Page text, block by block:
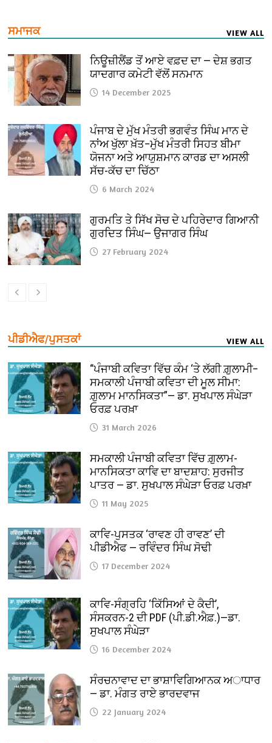
ਸਮਾਜਕ VIEW ALL
ਨਿਊਜ਼ੀਲੈਂਡ ਤੋਂ ਆਏ ਵਫ਼ਦ ਦਾ — ਦੇਸ਼ ਭਗਤ
ਯਾਦਗਾਰ ਕਮੇਟੀ ਵੱਲੋਂ ਸਨਮਾਨ
14 December 2025
ਪੰਜਾਬ ਦੇ ਮੁੱਖ ਮੰਤਰੀ ਭਗਵੰਤ ਸਿੰਘ ਮਾਨ ਦੇ
ਨਾਂਅ ਖੁੱਲਾ ਖ਼ੱਤ–ਮੁੱਖ ਮੰਤਰੀ ਸਿਹਤ ਬੀਮਾ
ਯੋਜਨਾ ਅਤੇ ਆਯੁਸ਼ਮਾਨ ਕਾਰਡ ਦਾ ਅਸਲੀ
ਸੱਚ-ਕੱਚ ਦਾ ਚਿੱਠਾ
6 March 2024
ਗੁਰਮਤਿ ਤੇ ਸਿੱਖ ਸੋਚ ਦੇ ਪਹਿਰੇਦਾਰ ਗਿਆਨੀ
ਗੁਰਦਿਤ ਸਿੰਘ— ਉਜਾਗਰ ਸਿੰਘ
27 February 2024
ਪੀਡੀਐਫ/ਪੁਸਤਕਾਂ VIEW ALL
“ਪੰਜਾਬੀ ਕਵਿਤਾ ਵਿੱਚ ਕੰਮ ‘ਤੇ ਲੱਗੀ ਗ਼ੁਲਾਮੀ–
ਸਮਕਾਲੀ ਪੰਜਾਬੀ ਕਵਿਤਾ ਦੀ ਮੂਲ ਸੀਮਾ:
ਗ਼ੁਲਾਮ ਮਾਨਸਿਕਤਾ”— ਡਾ. ਸੁਖਪਾਲ ਸੰਘੇੜਾ
ਓਰਫ਼ ਪਰਖ਼ਾ
31 March 2026
ਸਮਕਾਲੀ ਪੰਜਾਬੀ ਕਵਿਤਾ ਵਿੱਚ ਗ਼ੁਲਾਮ-
ਮਾਨਸਿਕਤਾ ਕਾਵਿ ਦਾ ਬਾਦਸ਼ਾਹ: ਸੁਰਜੀਤ
ਪਾਤਰ — ਡਾ. ਸੁਖਪਾਲ ਸੰਘੇੜਾ ਓਰਫ਼ ਪਰਖ਼ਾ
11 May 2025
ਕਾਵਿ-ਪੁਸਤਕ ‘ਰਾਵਣ ਹੀ ਰਾਵਣ’ ਦੀ
ਪੀਡੀਐਫ — ਰਵਿੰਦਰ ਸਿੰਘ ਸੋਢੀ
17 December 2024
ਕਾਵਿ-ਸੰਗ੍ਰਹਿ ‘ਕਿੱਸਿਆਂ ਦੇ ਕੈਦੀ’,
ਸੰਸਕਰਨ-2 ਦੀ PDF (ਪੀ.ਡੀ.ਐਫ਼.)—ਡਾ.
ਸੁਖਪਾਲ ਸੰਘੇੜਾ
16 December 2024
ਸੰਰਚਨਾਵਾਦ ਦਾ ਭਾਸ਼ਾਵਿਗਿਆਨਕ ਅਾਧਾਰ
— ਡਾ. ਮੰਗਤ ਰਾਏ ਭਾਰਦਵਾਜ
22 January 2024